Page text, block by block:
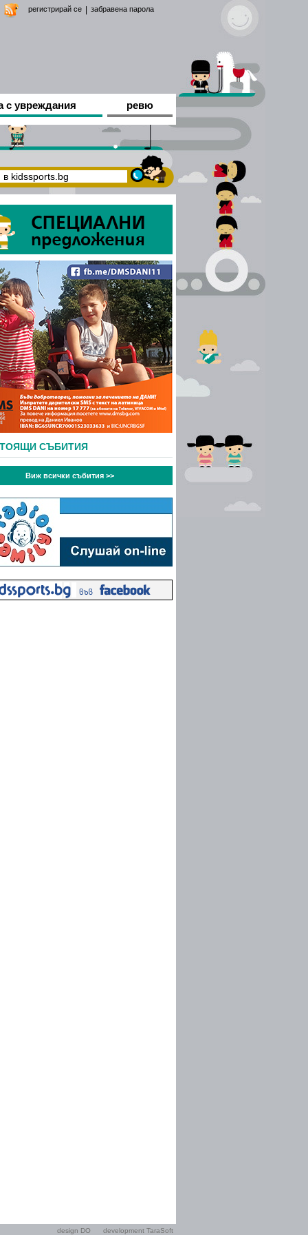
регистрирай се забравена парола
с увреждания ревю
СЪБИТИЯ
Виж всички събития >>
design DO development TaraSoft